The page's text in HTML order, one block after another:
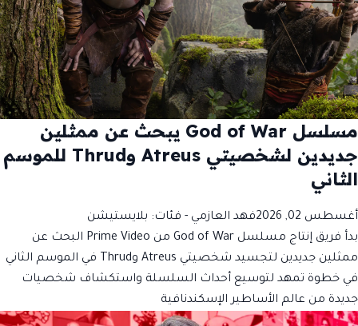
مسلسل God of War يبحث عن ممثلين
جديدين لشخصيتي Atreus وThrud للموسم
الثاني
أغسطس 02, 2026 فهد العازمي - فئات: بلايستيشن
بدأ فريق إنتاج مسلسل God of War من Prime Video البحث عن
ممثلين جديدين لتجسيد شخصيتي Atreus وThrud في الموسم الثاني
في خطوة تمهد لتوسيع أحداث السلسلة واستكشاف شخصيات
جديدة من عالم الأساطير الإسكندنافية